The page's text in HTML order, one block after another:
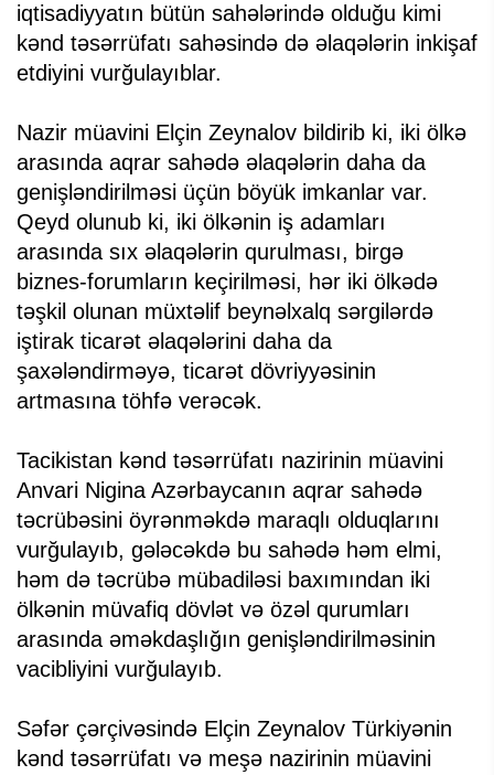
iqtisadiyyatın bütün sahələrində olduğu kimi
kənd təsərrüfatı sahəsində də əlaqələrin inkişaf
etdiyini vurğulayıblar.
Nazir müavini Elçin Zeynalov bildirib ki, iki ölkə
arasında aqrar sahədə əlaqələrin daha da
genişləndirilməsi üçün böyük imkanlar var.
Qeyd olunub ki, iki ölkənin iş adamları
arasında sıx əlaqələrin qurulması, birgə
biznes-forumların keçirilməsi, hər iki ölkədə
təşkil olunan müxtəlif beynəlxalq sərgilərdə
iştirak ticarət əlaqələrini daha da
şaxələndirməyə, ticarət dövriyyəsinin
artmasına töhfə verəcək.
Tacikistan kənd təsərrüfatı nazirinin müavini
Anvari Nigina Azərbaycanın aqrar sahədə
təcrübəsini öyrənməkdə maraqlı olduqlarını
vurğulayıb, gələcəkdə bu sahədə həm elmi,
həm də təcrübə mübadiləsi baxımından iki
ölkənin müvafiq dövlət və özəl qurumları
arasında əməkdaşlığın genişləndirilməsinin
vacibliyini vurğulayıb.
Səfər çərçivəsində Elçin Zeynalov Türkiyənin
kənd təsərrüfatı və meşə nazirinin müavini